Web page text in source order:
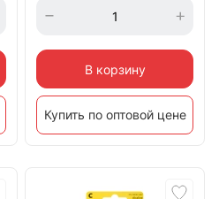
В корзину
Купить по оптовой цене